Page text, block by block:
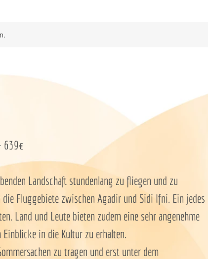
639€
Landschaft stundenlang zu fliegen und zu
Fluggebiete zwischen Agadir und Sidi Ifni. Ein jedes
Land und Leute bieten zudem eine sehr angenehme
in die Kultur zu erhalten.
zu tragen und erst unter dem